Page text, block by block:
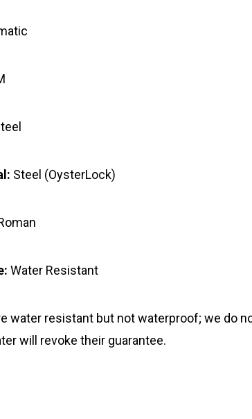
Steel (OysterLock)
Water Resistant
water resistant but not waterproof; we do
will revoke their guarantee.